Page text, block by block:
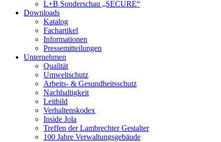
L+B Sonderschau „SECURE“
Downloads
Katalog
Fachartikel
Informationen
Pressemitteilungen
Unternehmen
Qualität
Umweltschutz
Arbeits- & Gesundheitsschutz
Nachhaltigkeit
Leitbild
Verhaltenskodex
Inside Jola
Treffen der Lambrechter Gestalter
100 Jahre Verwaltungsgebäude